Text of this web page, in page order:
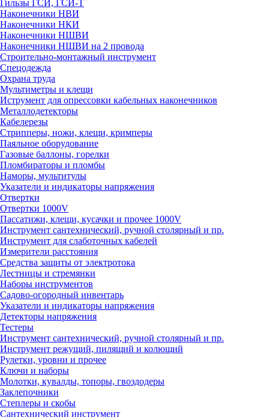
Гильзы ГСИ, ГСИ-Т
Наконечники НВИ
Наконечники НКИ
Наконечники НШВИ
Наконечники НШВИ на 2 провода
Строительно-монтажный инструмент
Спецодежда
Охрана труда
Мультиметры и клещи
Иструмент для опрессовки кабельных наконечников
Металлодетекторы
Кабелерезы
Стрипперы, ножи, клещи, кримперы
Паяльное оборудование
Газовые баллоны, горелки
Пломбираторы и пломбы
Наморы, мультитулы
Указатели и индикаторы напряжения
Отвертки
Отвертки 1000V
Пассатижи, клещи, кусачки и прочее 1000V
Инструмент сантехнический, ручной столярный и пр.
Инструмент для слаботочных кабелей
Измерители расстояния
Средства защиты от электротока
Лестницы и стремянки
Наборы инструментов
Садово-огородный инвентарь
Указатели и индикаторы напряжения
Детекторы напряжения
Тестеры
Инструмент сантехнический, ручной столярный и пр.
Инструмент режущий, пилящий и колющий
Рулетки, уровни и прочее
Ключи и наборы
Молотки, кувалды, топоры, гвоздодеры
Заклепочники
Степлеры и скобы
Сантехнический инструмент